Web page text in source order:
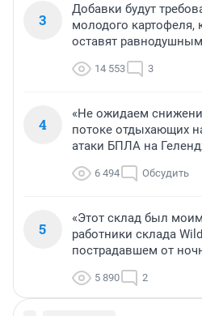
3
Добавки будут
молодого картофеля,
оставят равнодушным
14 553 3
4
«Не ожидаем
потоке отдыхающих
атаки БПЛА на
6 494 Обсудить
5
«Этот склад был
работники склада
пострадавшем от
5 890 2